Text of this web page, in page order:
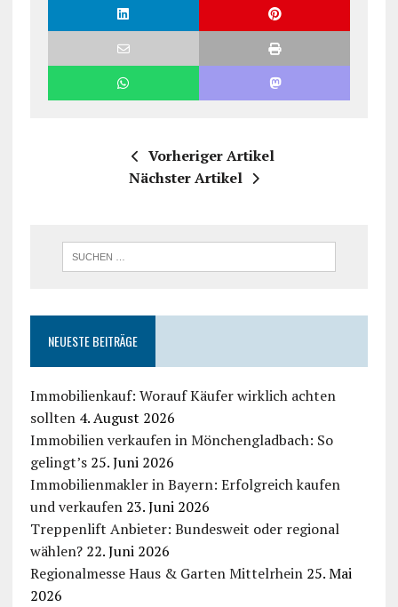
Vorheriger Artikel
Nächster Artikel
NEUESTE BEITRÄGE
Immobilienkauf: Worauf Käufer wirklich achten
sollten 4. August 2026
Immobilien verkaufen in Mönchengladbach: So
gelingt’s 25. Juni 2026
Immobilienmakler in Bayern: Erfolgreich kaufen
und verkaufen 23. Juni 2026
Treppenlift Anbieter: Bundesweit oder regional
wählen? 22. Juni 2026
Regionalmesse Haus & Garten Mittelrhein 25. Mai
2026